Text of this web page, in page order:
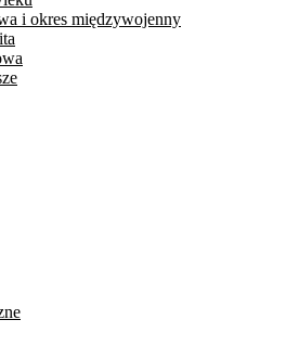
i okres międzywojenny